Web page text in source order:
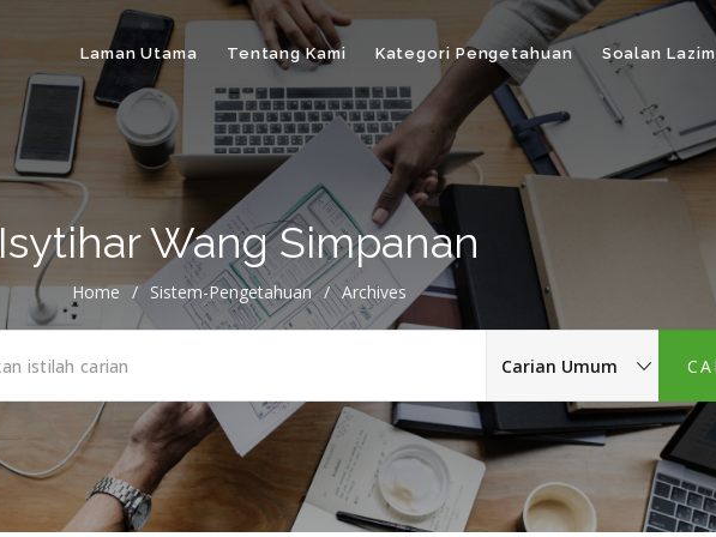
Laman Utama Tentang Kami Kategori Pengetahuan Soalan Lazim
Isytihar Wang Simpanan
Home / Sistem-Pengetahuan / Archives